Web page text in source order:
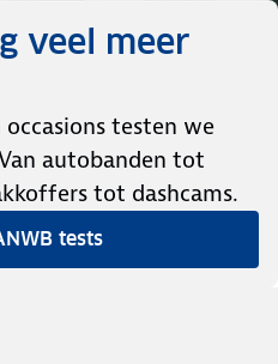
veel meer
occasions testen we
autobanden tot
tot dashcams.
tests